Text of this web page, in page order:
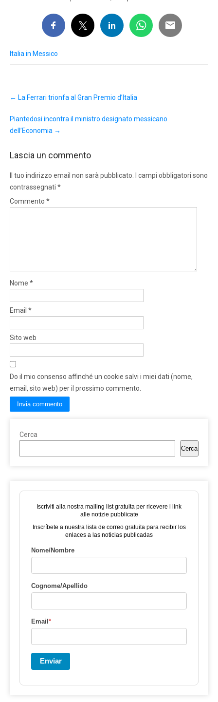
Italia in Messico
navigation
← La Ferrari trionfa al Gran Premio d’Italia
Piantedosi incontra il ministro designato messicano
dell’Economia →
Lascia un commento
Il tuo indirizzo email non sarà pubblicato.
I campi obbligatori sono
contrassegnati *
Commento *
Nome *
Email *
Sito web
Do il mio consenso affinché un cookie salvi i miei dati (nome,
email, sito web) per il prossimo commento.
Cerca
Cerca
Iscriviti alla nostra mailing list gratuita per ricevere i link
alle notizie pubblicate
Inscríbete a nuestra lista de correo gratuita para recibir los
enlaces a las noticias publicadas
Nome/Nombre
Cognome/Apellido
Email*
Enviar